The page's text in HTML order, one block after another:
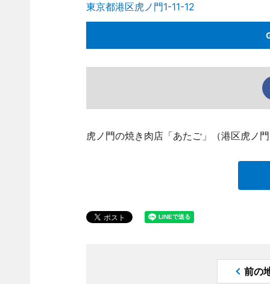
東京都港区虎ノ門1-11-12
虎ノ門の焼き肉店「あたご」（港区虎ノ
前の